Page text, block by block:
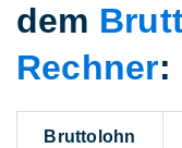
dem
Rechner:
Bruttolohn